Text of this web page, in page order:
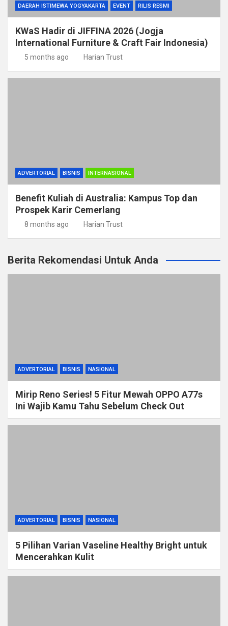
DAERAH ISTIMEWA YOGYAKARTA EVENT RILIS RESMI
KWaS Hadir di JIFFINA 2026 (Jogja
International Furniture & Craft Fair Indonesia)
5 months ago Harian Trust
ADVERTORIAL BISNIS INTERNASIONAL
Benefit Kuliah di Australia: Kampus Top dan
Prospek Karir Cemerlang
8 months ago Harian Trust
Berita Rekomendasi Untuk Anda
ADVERTORIAL BISNIS NASIONAL
Mirip Reno Series! 5 Fitur Mewah OPPO A77s
Ini Wajib Kamu Tahu Sebelum Check Out
ADVERTORIAL BISNIS NASIONAL
5 Pilihan Varian Vaseline Healthy Bright untuk
Mencerahkan Kulit